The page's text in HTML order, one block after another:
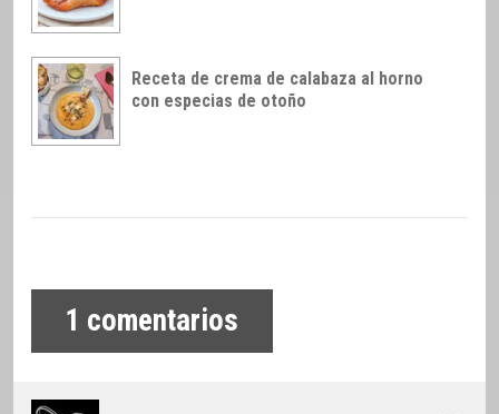
Receta de crema de calabaza al horno
con especias de otoño
1 comentarios